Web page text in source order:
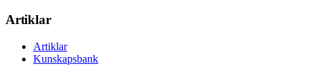
Artiklar
Artiklar
Kunskapsbank